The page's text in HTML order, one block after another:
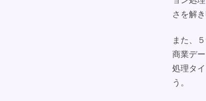
さを解
また、
商業デ
処理タ
う。